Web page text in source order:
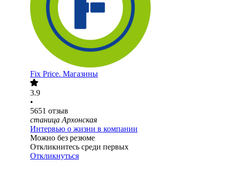
Fix Price. Магазины
3.9
•
5651 отзыв
станица Архонская
Интервью о жизни в компании
Можно без резюме
Откликнитесь среди первых
Откликнуться